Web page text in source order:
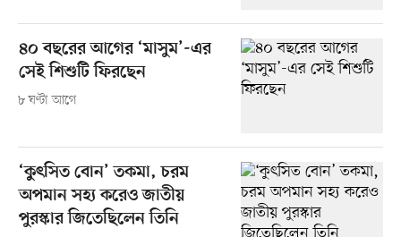
৪০ বছরের আগের ‘মাসুম’-এর
সেই শিশুটি ফিরছেন
৮ ঘণ্টা আগে
‘কুৎসিত বোন’ তকমা, চরম
অপমান সহ্য করেও জাতীয়
পুরস্কার জিতেছিলেন তিনি